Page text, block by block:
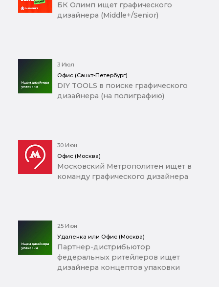
БК Олимп ищет графического
дизайнера (Middle+/Senior)
3 Июл
Офис (Санкт-Петербург)
DIY TOOLS в поиске графического
дизайнера (на полиграфию)
30 Июн
Офис (Москва)
Московский Метрополитен ищет в
команду графического дизайнера
25 Июн
Удаленка или Офис (Москва)
Партнер-дистрибьютор
федеральных ритейлеров ищет
дизайнера концептов упаковки